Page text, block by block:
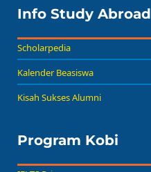
Info Study Abroad
Scholarpedia
Kalender Beasiswa
Kisah Sukses Alumni
Program Kobi